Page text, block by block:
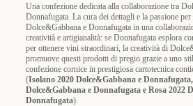
Una confezione dedicata alla collaborazione tra
Donnafugata. La cura dei dettagli e la passione
Dolce&Gabbana e Donnafugata in una
creatività e artigianalità: se Donnafugata esplora
per ottenere vini straordinari, la creatività di
promuove questi prodotti di pregio grazie a uno
confezione cornice in prestigiosa cartotecnica
(Isolano 2020 Dolce&Gabbana e
Dolce&Gabbana e Donnafugata e Rosa 2022
Donnafugata).